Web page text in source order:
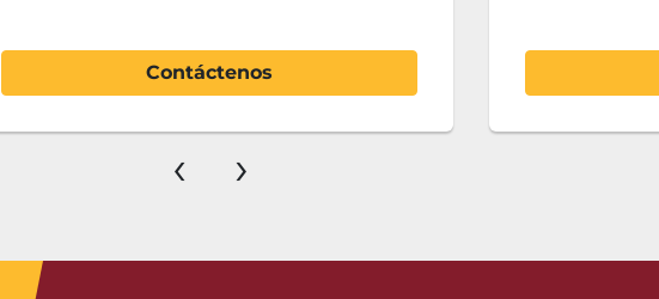
Contáctenos
‹ ›